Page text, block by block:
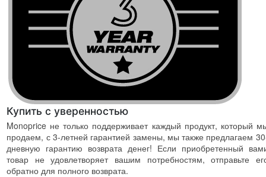
Купить с уверенностью
Monoprice не только поддерживает каждый продукт, который
продаем, с 3-летней гарантией замены, мы также предлагаем
дневную гарантию возврата денег! Если приобретенный
товар не удовлетворяет вашим потребностям, отправьте
обратно для полного возврата.